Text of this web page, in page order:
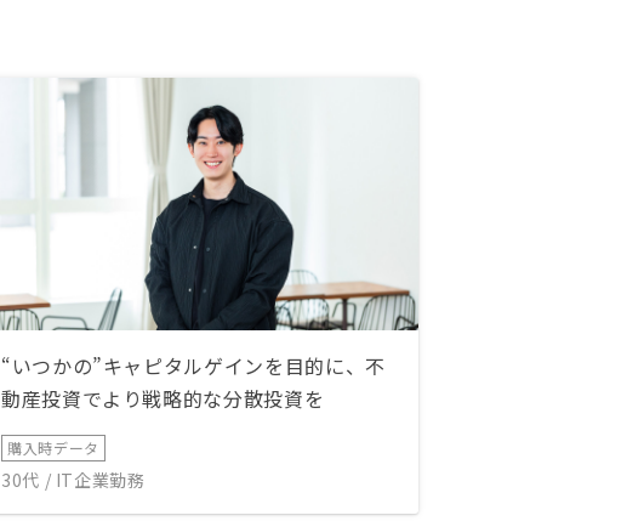
“いつかの”キャピタルゲインを目的に、不
動産投資でより戦略的な分散投資を
購入時データ
30代 / IT企業勤務